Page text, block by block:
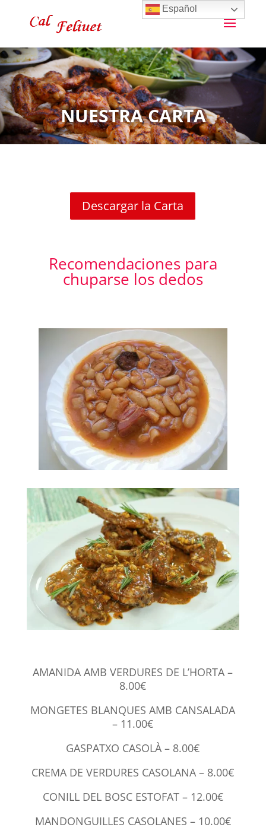
NUESTRA CARTA
Descargar la Carta
Recomendaciones para
chuparse los dedos
AMANIDA AMB VERDURES DE L’HORTA –
8.00€
MONGETES BLANQUES AMB CANSALADA
– 11.00€
GASPATXO CASOLÀ – 8.00€
CREMA DE VERDURES CASOLANA – 8.00€
CONILL DEL BOSC ESTOFAT – 12.00€
MANDONGUILLES CASOLANES – 10.00€
Español